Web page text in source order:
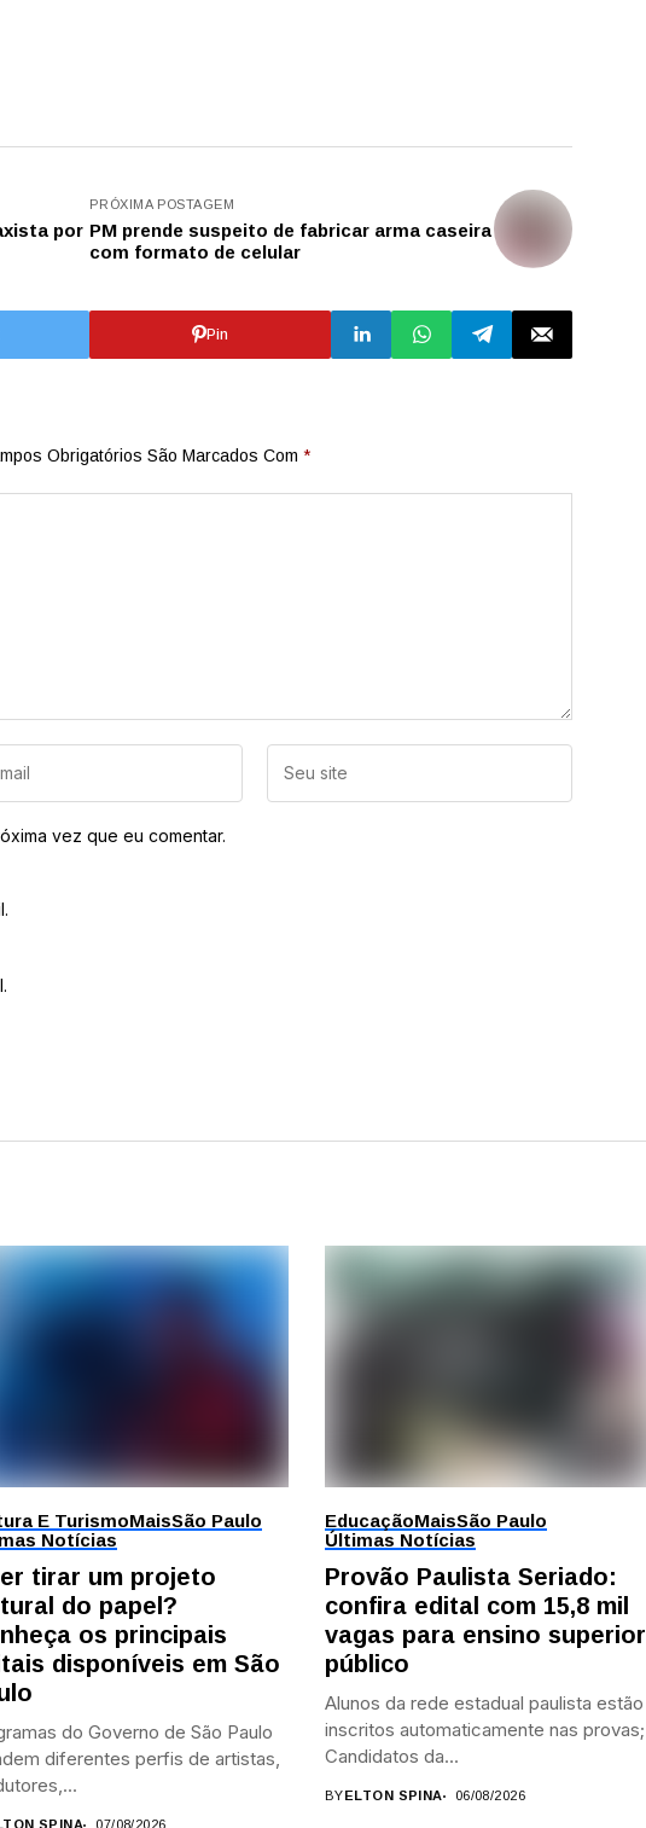
por
PRÓXIMA POSTAGEM
PM prende suspeito de fabricar arma caseira
com formato de celular
Pin
Obrigatórios São Marcados Com *
vez que eu comentar.
E TurismoMaisSão Paulo
Notícias
tirar um projeto
do papel?
os principais
disponíveis em São
do Governo de São Paulo
diferentes perfis de artistas,
SPINA 07/08/2026
EducaçãoMaisSão Paulo
Últimas Notícias
Provão Paulista Seriado:
confira edital com 15,8 mil
vagas para ensino superior
público
Alunos da rede estadual paulista estão
inscritos automaticamente nas provas;
Candidatos da...
BY ELTON SPINA 06/08/2026